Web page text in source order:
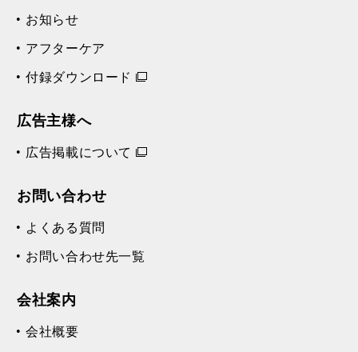
お知らせ
アフターケア
付録ダウンロード
広告主様へ
広告掲載について
お問い合わせ
よくある質問
お問い合わせ先一覧
会社案内
会社概要